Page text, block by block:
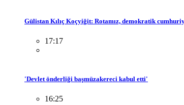
Gülistan Kılıç Koçyiğit: Rotamız, demokratik
17:17
'Devlet önderliği başmüzakereci kabul etti'
16:25